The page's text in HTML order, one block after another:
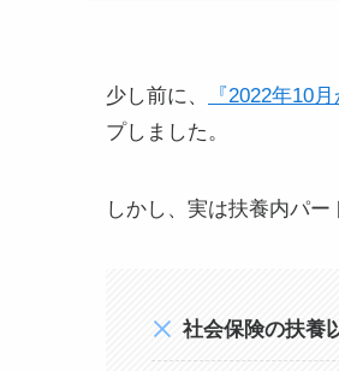
少し前に、 『2022年10
プしました。
しかし、実は扶養内パー
社会保険の扶養